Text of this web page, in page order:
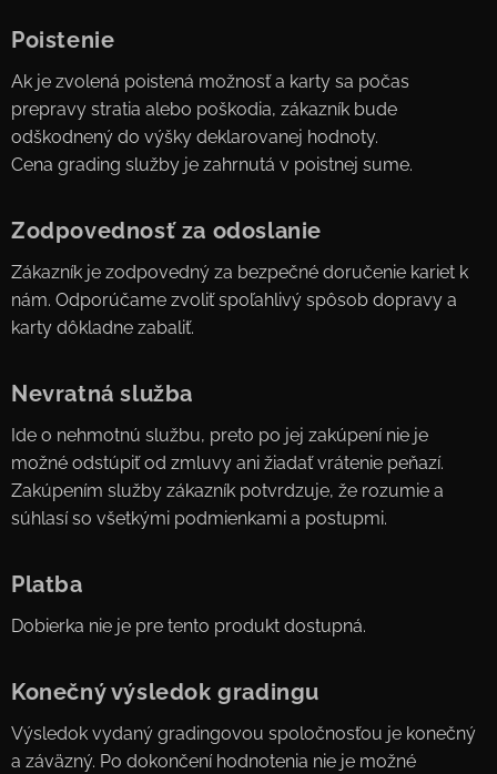
Poistenie
Ak je zvolená poistená možnosť a karty sa počas
prepravy stratia alebo poškodia, zákazník bude
odškodnený do výšky deklarovanej hodnoty.
Cena grading služby je zahrnutá v poistnej sume.
Zodpovednosť za odoslanie
Zákazník je zodpovedný za bezpečné doručenie kariet k
nám. Odporúčame zvoliť spoľahlivý spôsob dopravy a
karty dôkladne zabaliť.
Nevratná služba
Ide o nehmotnú službu, preto po jej zakúpení nie je
možné odstúpiť od zmluvy ani žiadať vrátenie peňazí.
Zakúpením služby zákazník potvrdzuje, že rozumie a
súhlasí so všetkými podmienkami a postupmi.
Platba
Dobierka nie je pre tento produkt dostupná.
Konečný výsledok gradingu
Výsledok vydaný gradingovou spoločnosťou je konečný
a záväzný. Po dokončení hodnotenia nie je možné